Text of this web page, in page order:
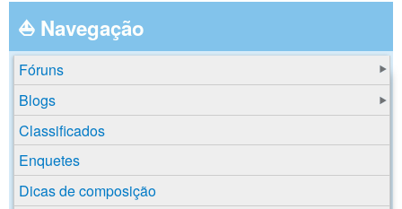
⛵ Navegação
Fóruns
Blogs
Classificados
Enquetes
Dicas de composição